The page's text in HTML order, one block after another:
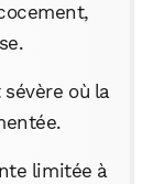
où la
limitée à